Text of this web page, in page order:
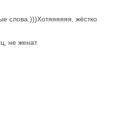
слова.)))Хотяяяяяя, жёстко
не женат.